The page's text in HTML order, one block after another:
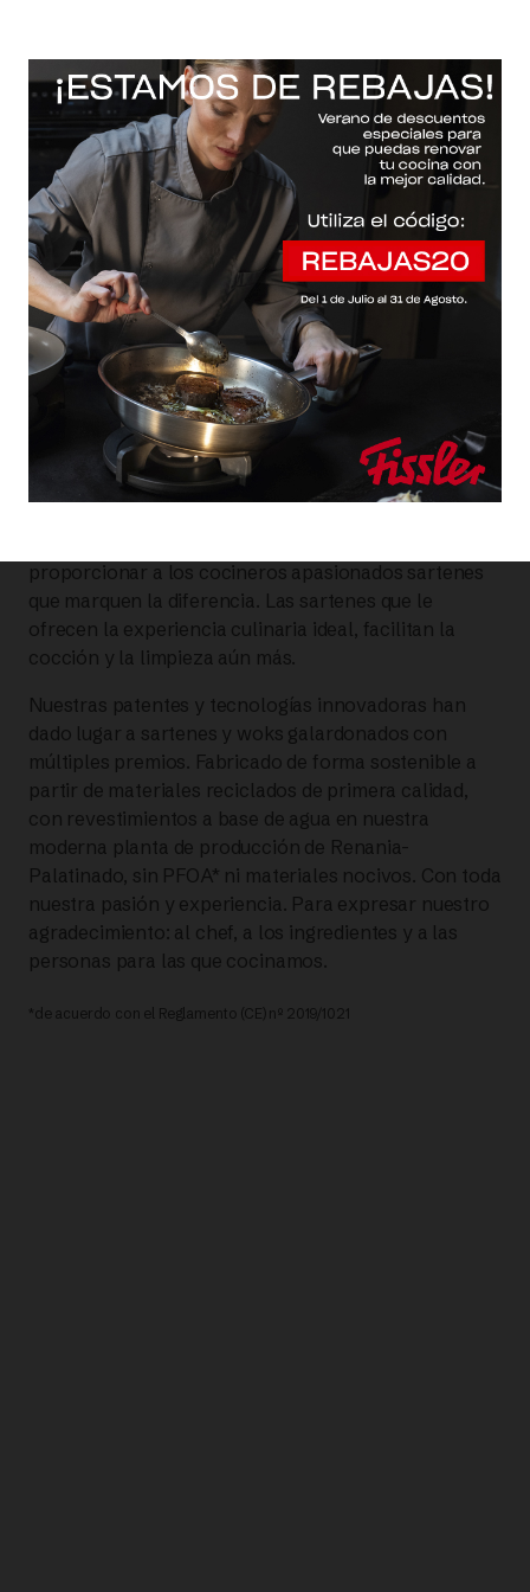
La sartén adecuadapara
cada aplicación
Desde que empezamos a producir sartenes
proporcionar a los cocineros apasionados sartenes
que marquen la diferencia. Las sartenes que le
ofrecen la experiencia culinaria ideal, facilitan la
cocción y la limpieza aún más.
Nuestras patentes y tecnologías innovadoras han
dado lugar a sartenes y woks galardonados con
múltiples premios. Fabricado de forma sostenible a
partir de materiales reciclados de primera calidad,
con revestimientos a base de agua en nuestra
moderna planta de producción de Renania-
Palatinado, sin PFOA* ni materiales nocivos. Con toda
nuestra pasión y experiencia. Para expresar nuestro
agradecimiento: al chef, a los ingredientes y a las
personas para las que cocinamos.
*de acuerdo con el Reglamento (CE) nº 2019/1021